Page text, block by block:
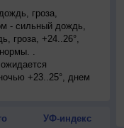
гроза,
- сильный дождь,
гроза, +24..26°,
.
+23..25°, днем
УФ-индекс